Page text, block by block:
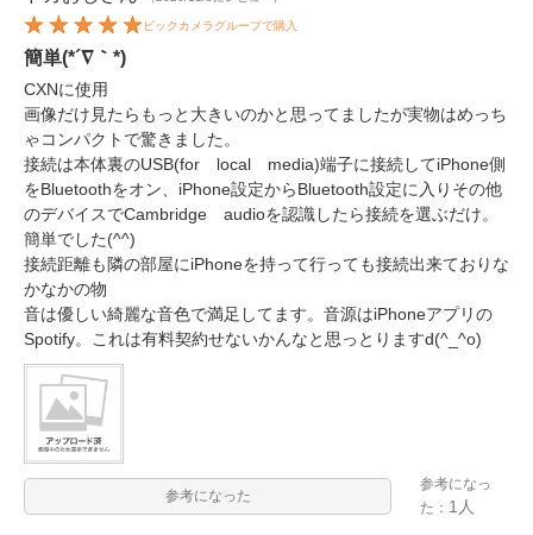
ビックカメラグループで購入
簡単(*´∇｀*)
CXNに使用
画像だけ見たらもっと大きいのかと思ってましたが実物はめっち
ゃコンパクトで驚きました。
接続は本体裏のUSB(for local media)端子に接続してiPhone側
をBluetoothをオン、iPhone設定からBluetooth設定に入りその他
のデバイスでCambridge audioを認識したら接続を選ぶだけ。
簡単でした(^^)
接続距離も隣の部屋にiPhoneを持って行っても接続出来ておりな
かなかの物
音は優しい綺麗な音色で満足してます。音源はiPhoneアプリの
Spotify。これは有料契約せないかんなと思っとりますd(^_^o)
参考になった
参考になっ
た： 1人